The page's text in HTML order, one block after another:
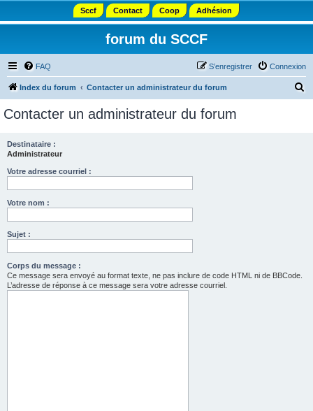
Sccf Contact Coop Adhésion
forum du SCCF
FAQ Connexion
S’enregistrer
Index du forum Contacter un administrateur du forum
Contacter un administrateur du forum
Destinataire :
Administrateur
Votre adresse courriel :
Votre nom :
Sujet :
Corps du message :
Ce message sera envoyé au format texte, ne pas inclure de code HTML ni de BBCode.
L’adresse de réponse à ce message sera votre adresse courriel.